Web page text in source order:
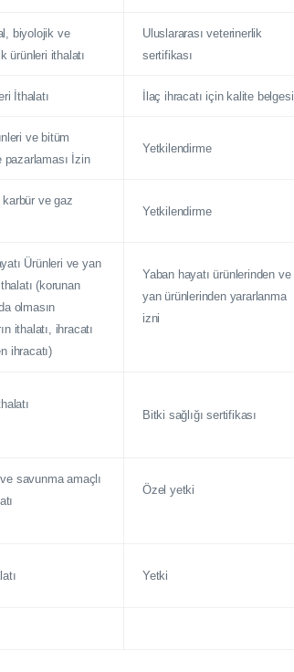
biyolojik ve
ürünleri ithalatı
Uluslararası veterinerlik
sertifikası
İthalatı İlaç ihracatı için kalite belgesi
ve bitüm
pazarlaması İzin
Yetkilendirme
ve gaz
Yetkilendirme
Ürünleri ve yan
(korunan
olmasın
ithalatı, ihracatı
ihracatı)
Yaban hayatı ürünlerinden ve
yan ürünlerinden yararlanma
izni
Bitki sağlığı sertifikası
savunma amaçlı
Özel yetki
Yetki